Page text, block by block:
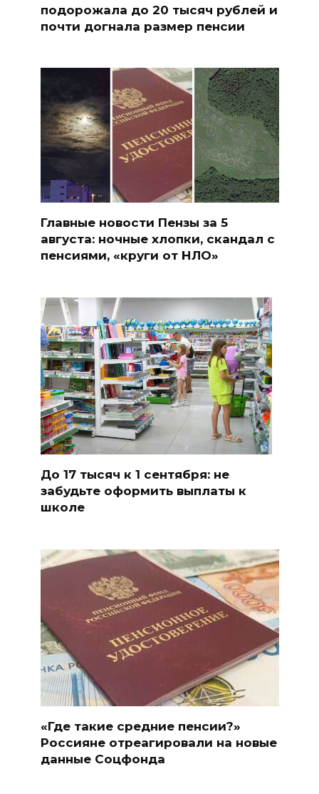
подорожала до 20 тысяч рублей и
почти догнала размер пенсии
Главные новости Пензы за 5
августа: ночные хлопки, скандал с
пенсиями, «круги от НЛО»
До 17 тысяч к 1 сентября: не
забудьте оформить выплаты к
школе
«Где такие средние пенсии?»
Россияне отреагировали на новые
данные Соцфонда